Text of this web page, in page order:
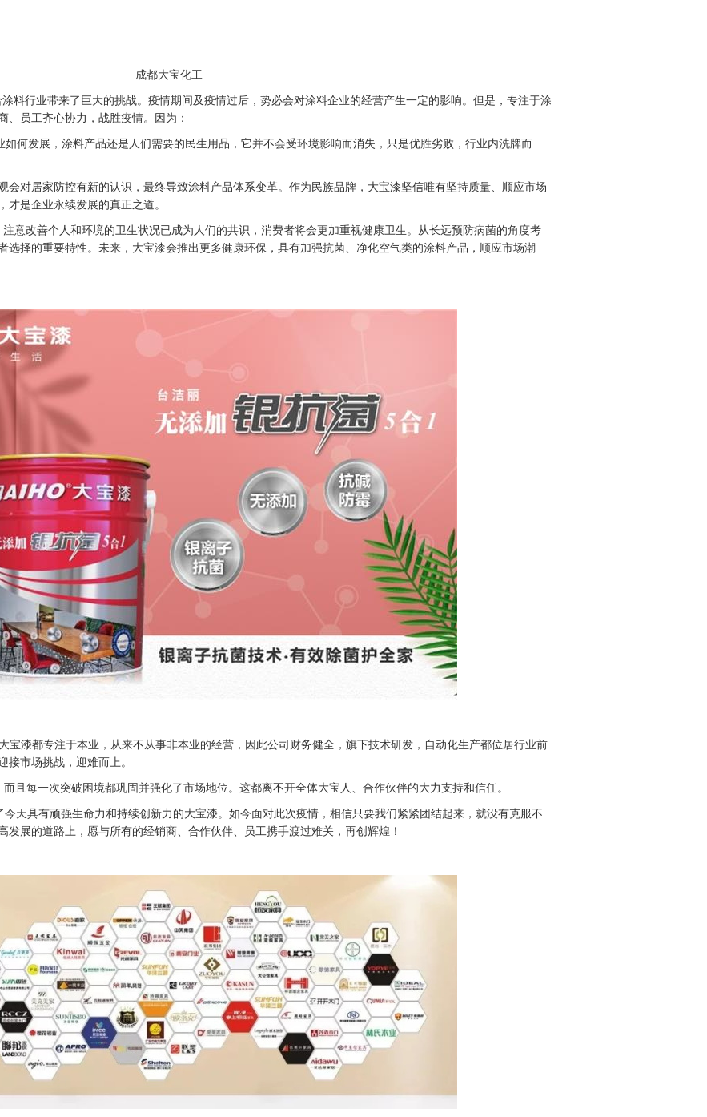
成都大宝化工
料行业带来了巨大的挑战。疫情期间及疫情过后，势必会对涂料企业的经营产生一定的影响。但是，专注于涂
员工齐心协力，战胜疫情。因为：
何发展，涂料产品还是人们需要的民生用品，它并不会受环境影响而消失，只是优胜劣败，行业内洗牌而
会对居家防控有新的认识，最终导致涂料产品体系变革。作为民族品牌，大宝漆坚信唯有坚持质量、顺应市场
是企业永续发展的真正之道。
意改善个人和环境的卫生状况已成为人们的共识，消费者将会更加重视健康卫生。从长远预防病菌的角度考
选择的重要特性。未来，大宝漆会推出更多健康环保，具有加强抗菌、净化空气类的涂料产品，顺应市场潮
漆都专注于本业，从来不从事非本业的经营，因此公司财务健全，旗下技术研发，自动化生产都位居行业前
市场挑战，迎难而上。
每一次突破困境都巩固并强化了市场地位。这都离不开全体大宝人、合作伙伴的大力支持和信任。
天具有顽强生命力和持续创新力的大宝漆。如今面对此次疫情，相信只要我们紧紧团结起来，就没有克服不
展的道路上，愿与所有的经销商、合作伙伴、员工携手渡过难关，再创辉煌！